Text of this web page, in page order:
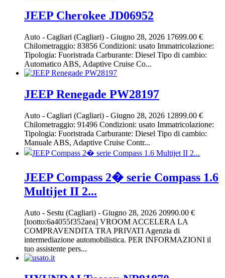
JEEP Cherokee JD06952
Auto - Cagliari (Cagliari) - Giugno 28, 2026 17699.00 €
Chilometraggio: 83856 Condizioni: usato Immatricolazione:
Tipologia: Fuoristrada Carburante: Diesel Tipo di cambio:
Automatico ABS, Adaptive Cruise Co...
JEEP Renegade PW28197
Auto - Cagliari (Cagliari) - Giugno 28, 2026 12899.00 €
Chilometraggio: 91496 Condizioni: usato Immatricolazione:
Tipologia: Fuoristrada Carburante: Diesel Tipo di cambio:
Manuale ABS, Adaptive Cruise Contr...
JEEP Compass 2� serie Compass 1.6
Multijet II 2...
Auto - Sestu (Cagliari) - Giugno 28, 2026 20990.00 €
[tootto:6a4055f352aea] VROOM ACCELERA LA
COMPRAVENDITA TRA PRIVATI Agenzia di
intermediazione automobilistica. PER INFORMAZIONI il
tuo assistente pers...